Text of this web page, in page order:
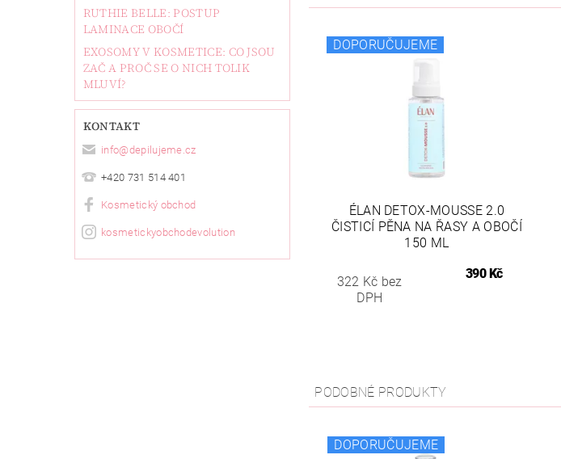
RUTHIE BELLE: POSTUP
LAMINACE OBOČÍ
EXOSOMY V KOSMETICE: CO JSOU
ZAČ A PROČ SE O NICH TOLIK
MLUVÍ?
KONTAKT
info@depilujeme.cz
+420 731 514 401
Kosmetický obchod
kosmetickyobchodevolution
DOPORUČUJEME
ÉLAN DETOX-MOUSSE 2.0
ČISTICÍ PĚNA NA ŘASY A OBOČÍ
150 ML
322 Kč bez
DPH
390 Kč
PODOBNÉ PRODUKTY
DOPORUČUJEME